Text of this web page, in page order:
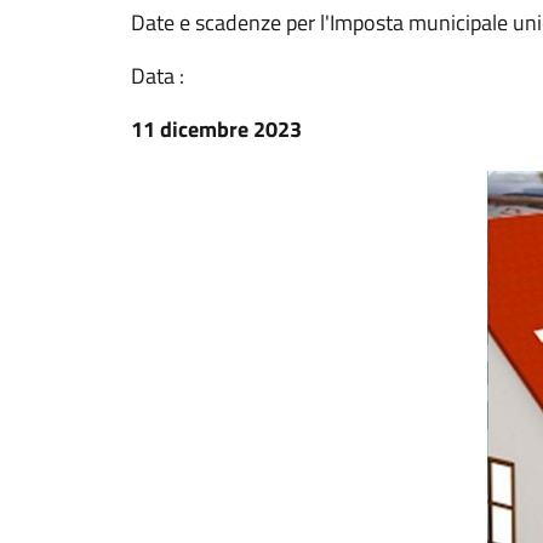
Date e scadenze per l'Imposta municipale
Data :
11 dicembre 2023